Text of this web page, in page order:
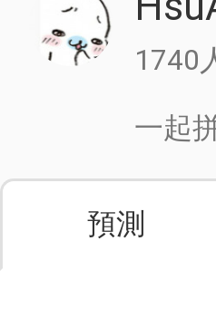
1740
一起
預測